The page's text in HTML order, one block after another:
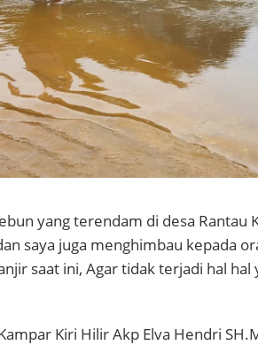
yang terendam di desa Rantau
saya juga menghimbau kepada
saat ini, Agar tidak terjadi hal hal
Kiri Hilir Akp Elva Hendri